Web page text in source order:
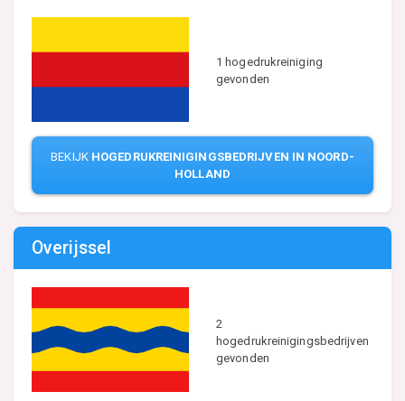
1 hogedrukreiniging
gevonden
BEKIJK HOGEDRUKREINIGINGSBEDRIJVEN IN NOORD-
HOLLAND
Overijssel
2
hogedrukreinigingsbedrijven
gevonden